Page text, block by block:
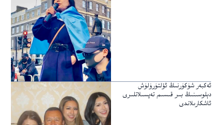
ئەكبەر شۈكۈرنىڭ ئۆلتۈرۈلۈش
دېلوسىنىڭ بىر قىسىم تەپسىلاتلىرى
ئاشكارىلاندى